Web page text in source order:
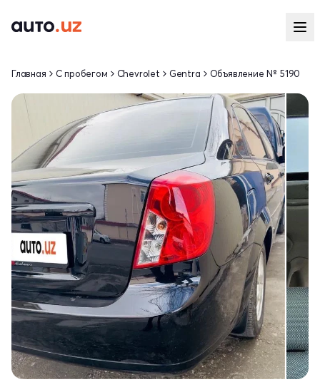
Главная С пробегом Chevrolet Gentra Объявление № 5190